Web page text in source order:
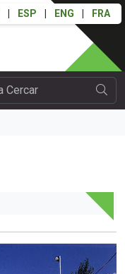
ESP ENG FRA